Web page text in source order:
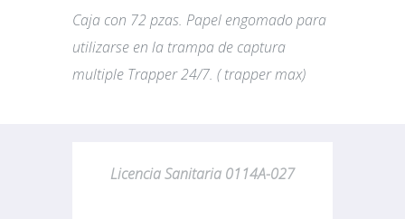
Caja con 72 pzas. Papel engomado para
utilizarse en la trampa de captura
multiple Trapper 24/7. ( trapper max)
Licencia Sanitaria 0114A-027